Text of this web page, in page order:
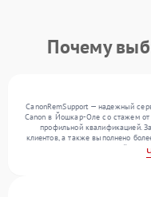
Почему
CanonRemSupport — надежный
Canon в Йошкар-Оле со стажем
профильной квалификацией.
клиентов, а также выполнено
поступает более 300 устройств,
и поддерживаем высокий